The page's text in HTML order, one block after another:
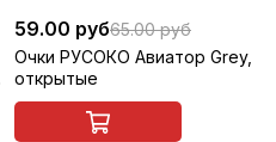
59.00 руб65.00 руб
Очки РУСОКО Авиатор Grey,
открытые